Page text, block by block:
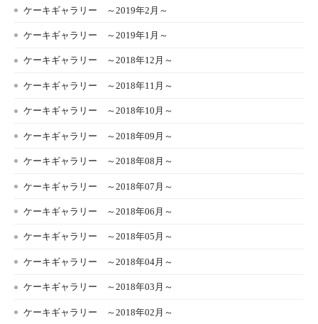
ケーキギャラリー ～2019年2月～
ケーキギャラリー ～2019年1月～
ケーキギャラリー ～2018年12月～
ケーキギャラリー ～2018年11月～
ケーキギャラリー ～2018年10月～
ケーキギャラリー ～2018年09月～
ケーキギャラリー ～2018年08月～
ケーキギャラリー ～2018年07月～
ケーキギャラリー ～2018年06月～
ケーキギャラリー ～2018年05月～
ケーキギャラリー ～2018年04月～
ケーキギャラリー ～2018年03月～
ケーキギャラリー ～2018年02月～